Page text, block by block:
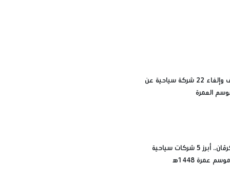
أسباب إيقاف وإلغاء 22 شركة سياحية عن
العمرة
مينا تورز وكرڤان.. أبرز 5 شركات سياحية
عمرة 1448ه‍